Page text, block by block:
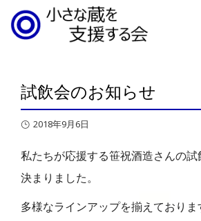
試飲会のお知らせ
2018年9月6日
私たちが応援する笹祝酒造さんの試
決まりました。
多様なラインアップを揃えており